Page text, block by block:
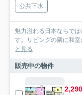
公共下水
魅力溢れる日本ならで
す。リビングの隣に和
と見る
販売中の物件